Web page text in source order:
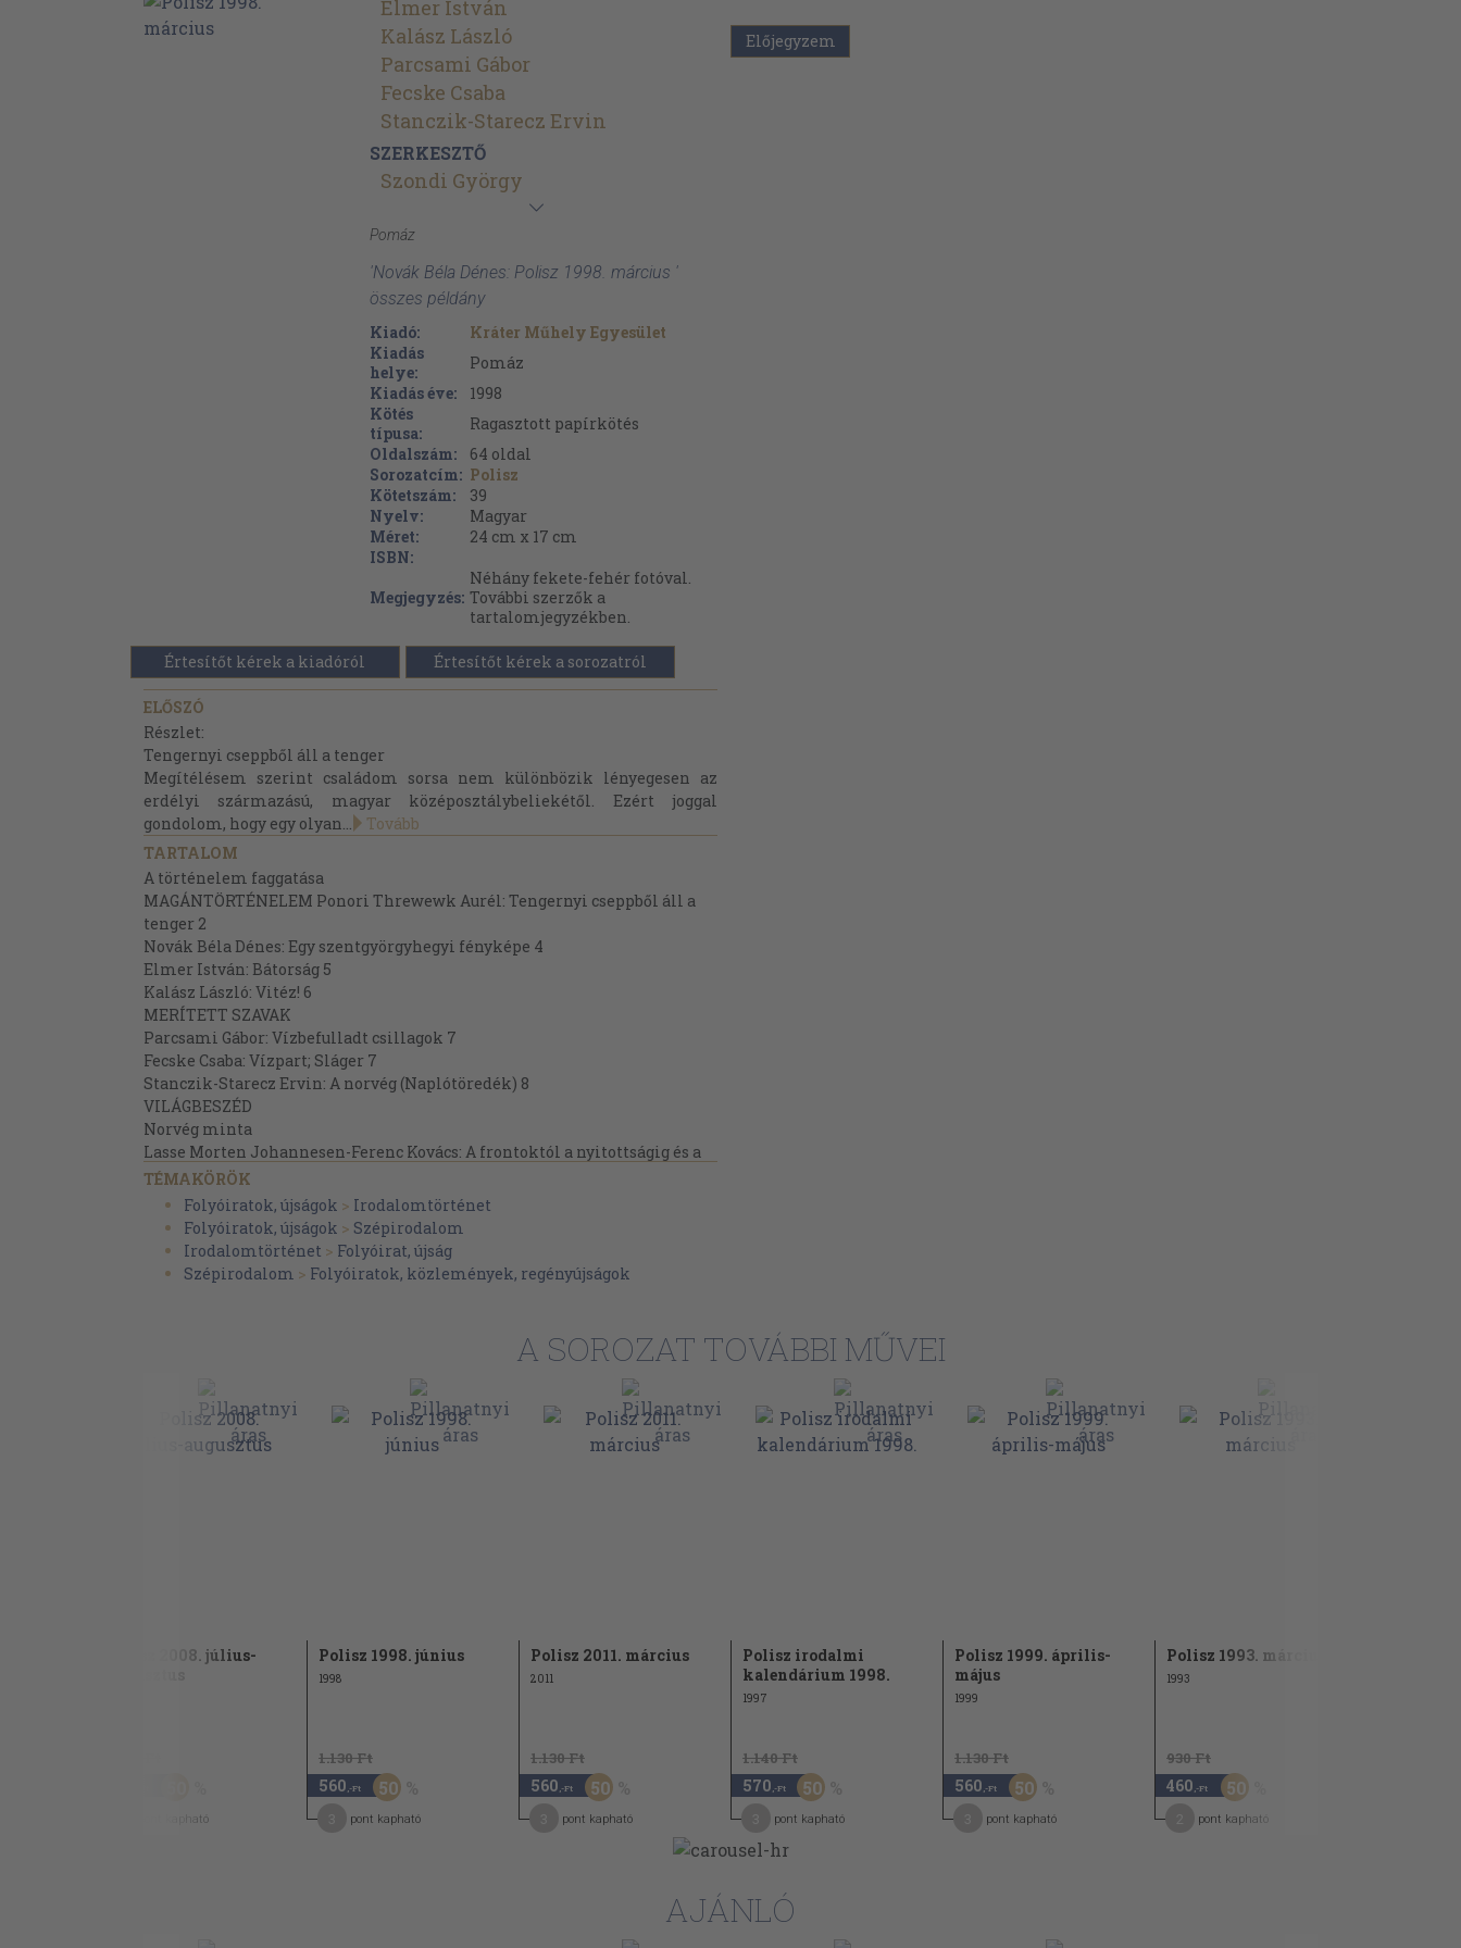
Elmer István
Kalász László
Parcsami Gábor
Fecske Csaba
Stanczik-Starecz Ervin
SZERKESZTŐ
Szondi György
Pomáz
'Novák Béla Dénes: Polisz 1998. március '
összes példány
Kiadó:
Kráter Műhely Egyesület
Kiadás
helye:
Pomáz
Kiadás éve:
1998
Kötés
típusa:
Ragasztott papírkötés
Oldalszám:
64 oldal
Sorozatcím: Polisz
Kötetszám:
39
Nyelv:
Magyar
Méret:
24 cm x 17 cm
ISBN:
Megjegyzés:
Néhány fekete-fehér fotóval.
További szerzők a
tartalomjegyzékben.
Értesítőt kérek a kiadóról Értesítőt kérek a sorozatról
ELŐSZÓ
Részlet:
Tengernyi cseppből áll a tenger
Megítélésem szerint családom sorsa nem különbözik lényegesen az
erdélyi származású, magyar középosztálybeliekétől. Ezért joggal
gondolom, hogy egy olyan...
Tovább
TARTALOM
A történelem faggatása
MAGÁNTÖRTÉNELEM Ponori Threwewk Aurél: Tengernyi cseppből áll a
tenger 2
Novák Béla Dénes: Egy szentgyörgyhegyi fényképe 4
Elmer István: Bátorság 5
Kalász László: Vitéz! 6
MERÍTETT SZAVAK
Parcsami Gábor: Vízbefulladt csillagok 7
Fecske Csaba: Vízpart; Sláger 7
Stanczik-Starecz Ervin: A norvég (Naplótöredék) 8
VILÁGBESZÉD
Norvég minta
Lasse Morten Johannesen-Ferenc Kovács: A frontoktól a nyitottságig és a
sokféleségig (A norvég próza az ötvenes évektől napjainkig) 11
Ingvar Ambjornsen: A bika 28
Kjell ASkilden: Thesszaloniki kutyák (Szappanos Gábor fordításai) 30
Oystein Lonn: A kártyás férfi 33
Anne Birkefeldt Regde: Most jön (Szöllősi Adrienne fordításai) 37
Olav H. Hauge: T'ao Cs'ien 40
Ase-Marie Nesse: Kalüpszó 42
Jan Erik Vold: (a történet egy...) 43
Paal-Helge Haugen: Nem mindig (Sulyok Vince fordításai) 43
TÉMAKÖRÖK
Folyóiratok, újságok > Irodalomtörténet
Folyóiratok, újságok > Szépirodalom
Irodalomtörténet > Folyóirat, újság
Szépirodalom > Folyóiratok, közlemények, regényújságok
Előjegyzem
A SOROZAT TOVÁBBI MŰVEI
Polisz 2008. július-
pont kapható
Polisz 1998. június
1998
1.130 Ft
560 ,-Ft 50
pont kapható
Polisz 2011. március
2011
1.130 Ft
560 ,-Ft 50
pont kapható
Polisz irodalmi
kalendárium 1998.
1997
1.140 Ft
570 ,-Ft 50
pont kapható
Polisz 1999. április-
május
1999
1.130 Ft
560 ,-Ft 50
pont kapható
Polisz 1993. március
1993
930 Ft
460 ,-Ft 50
pont kapható
AJÁNLÓ